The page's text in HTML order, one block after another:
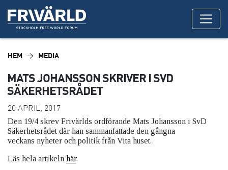
HEM MEDIA
MATS JOHANSSON SKRIVER I SVD
SÄKERHETSRÅDET
20 APRIL, 2017
Den 19/4 skrev Frivärlds ordförande Mats Johansson i SvD
Säkerhetsrådet där han sammanfattade den gångna
veckans nyheter och politik från Vita huset.
Läs hela artikeln här.